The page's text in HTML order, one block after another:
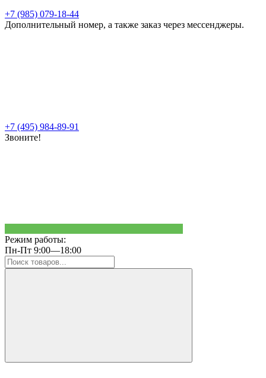
+7 (985) 079-18-44
Дополнительный номер, а также заказ через мессенджеры.
+7 (495) 984-89-91
Звоните!
Режим работы:
Пн-Пт 9:00—18:00